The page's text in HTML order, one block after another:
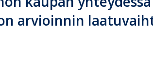
arvioinnin